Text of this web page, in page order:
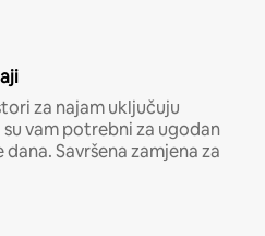
za najam uključuju
vam potrebni za ugodan
Savršena zamjena za